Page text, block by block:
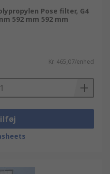
Pose filter, G4
592 mm 592 mm
Kr. 465,07/enhed